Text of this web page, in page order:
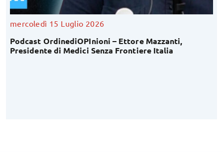
mercoledì 15 Luglio 2026
Podcast OrdinediOPInioni – Ettore Mazzanti,
Presidente di Medici Senza Frontiere Italia